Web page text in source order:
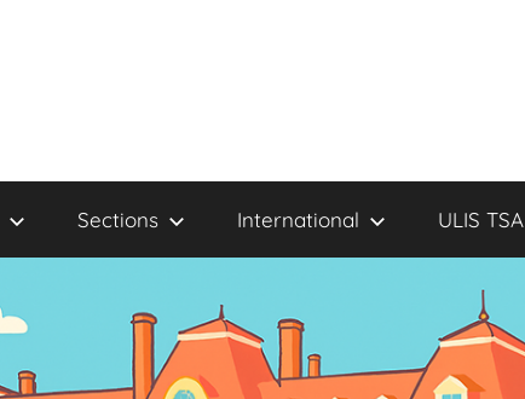
Sections International ULIS TSA